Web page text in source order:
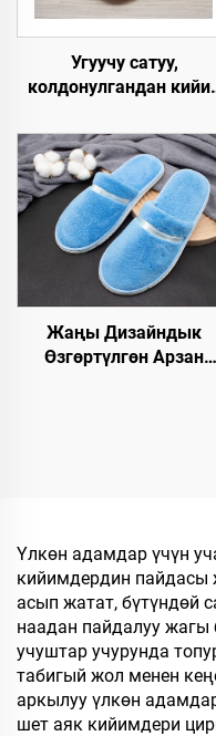
Угуучу сатуу,
колдонулгандан
мейманхана үчүн,
экологияга
авиакомпаниялар
мейман панчыгы
Жаңы Дизайндык
Өзгөртүлгөн Арзан
Үлкөн адамдар үчүн
кийимдердин пайдасы
асып жатат, бүтүндөй
наадан пайдалуу жагы
учуштар учурунда
табигый жол менен
аркылуу үлкөн
шет аяк кийимдери